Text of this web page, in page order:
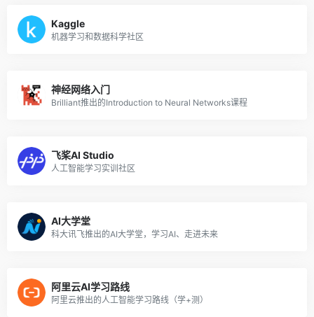
Kaggle
机器学习和数据科学社区
神经网络入门
Brilliant推出的Introduction to Neural Networks课程
飞桨AI Studio
人工智能学习实训社区
AI大学堂
科大讯飞推出的AI大学堂，学习AI、走进未来
阿里云AI学习路线
阿里云推出的人工智能学习路线（学+测）